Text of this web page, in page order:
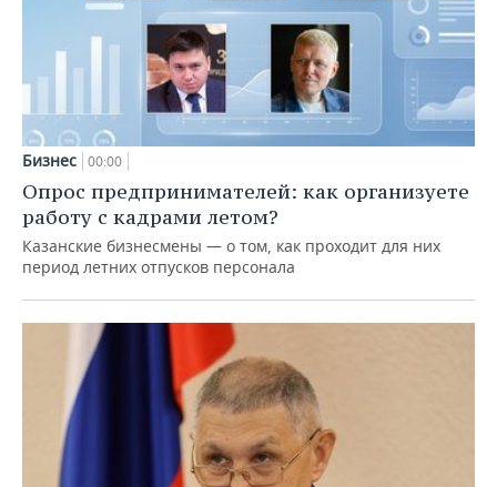
Бизнес 00:00
Опрос предпринимателей: как организуете
работу с кадрами летом?
Казанские бизнесмены — о том, как проходит для них
период летних отпусков персонала